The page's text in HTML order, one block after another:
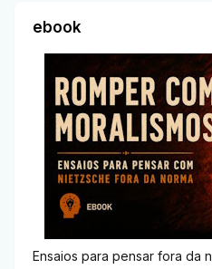
ebook
Ensaios para pensar fora da